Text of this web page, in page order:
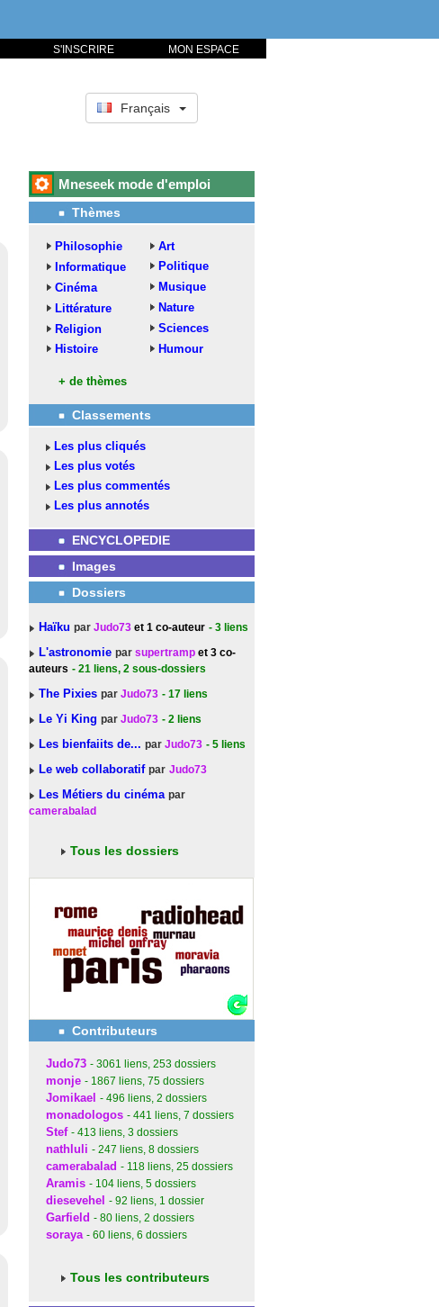
MON ESPACE
S'INSCRIRE
Français
Mneseek mode d'emploi
Thèmes
Philosophie
Informatique
Cinéma
Littérature
Religion
Histoire
Art
Politique
Musique
Nature
Sciences
Humour
+ de thèmes
Classements
Les plus cliqués
Les plus votés
Les plus commentés
Les plus annotés
ENCYCLOPEDIE
Images
Dossiers
Haïku par Judo73 et 1 co-auteur - 3 liens
L'astronomie par supertramp et 3 co-
auteurs - 21 liens, 2 sous-dossiers
The Pixies par Judo73 - 17 liens
Le Yi King par Judo73 - 2 liens
Les bienfaiits de... par Judo73 - 5 liens
Le web collaboratif par Judo73
Les Métiers du cinéma par
camerabalad
Tous les dossiers
Contributeurs
Judo73 - 3061 liens, 253 dossiers
monje - 1867 liens, 75 dossiers
Jomikael - 496 liens, 2 dossiers
monadologos - 441 liens, 7 dossiers
Stef - 413 liens, 3 dossiers
nathluli - 247 liens, 8 dossiers
camerabalad - 118 liens, 25 dossiers
Aramis - 104 liens, 5 dossiers
diesevehel - 92 liens, 1 dossier
Garfield - 80 liens, 2 dossiers
soraya - 60 liens, 6 dossiers
Tous les contributeurs